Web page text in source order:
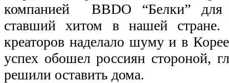
компанией BBDO “Белки” для
ставший хитом в нашей стране.
креаторов наделало шуму и в
успех обошел россиян стороной,
решили оставить дома.